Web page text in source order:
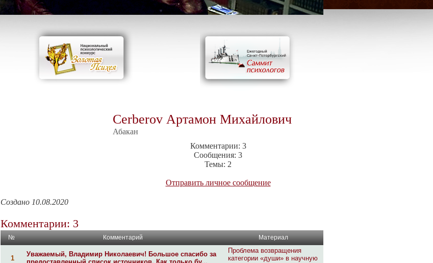
Сerberov Артамон Михайлович
Абакан
Комментарии: 3
Сообщения: 3
Темы: 2
Отправить личное сообщение
Создано 10.08.2020
Комментарии: 3
№ Комментарий Материал
1
Уважаемый, Владимир Николаевич! Большое спасибо за
Проблема возвращения
категории «души» в научную